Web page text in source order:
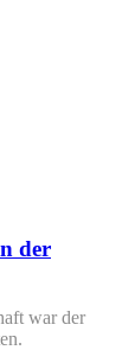
der
war der